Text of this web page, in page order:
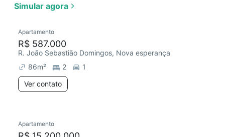
Simular agora
Apartamento
R$ 587.000
R. João Sebastião Domingos, Nova esperança
86m² 2
1
Ver contato
Apartamento